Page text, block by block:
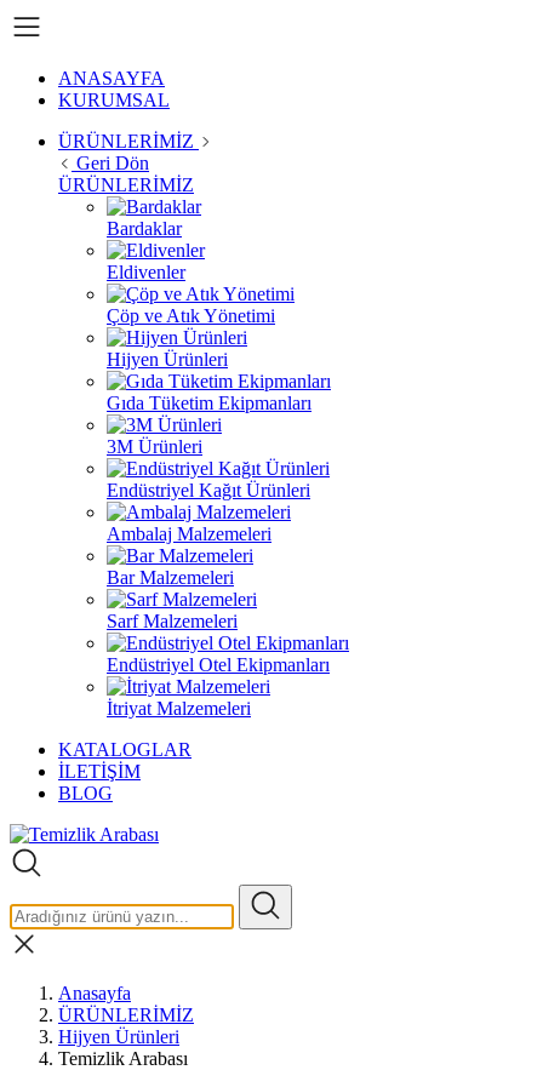
ANASAYFA
KURUMSAL
ÜRÜNLERİMİZ
Geri Dön
ÜRÜNLERİMİZ
Bardaklar
Eldivenler
Çöp ve Atık Yönetimi
Hijyen Ürünleri
Gıda Tüketim Ekipmanları
3M Ürünleri
Endüstriyel Kağıt Ürünleri
Ambalaj Malzemeleri
Bar Malzemeleri
Sarf Malzemeleri
Endüstriyel Otel Ekipmanları
İtriyat Malzemeleri
KATALOGLAR
İLETİŞİM
BLOG
Anasayfa
ÜRÜNLERİMİZ
Hijyen Ürünleri
Temizlik Arabası